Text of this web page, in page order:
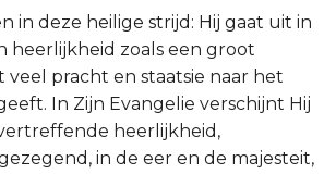
in deze heilige strijd: Hij gaat uit in
heerlijkheid zoals een groot
veel pracht en staatsie naar het
In Zijn Evangelie verschijnt Hij
heerlijkheid,
in de eer en de majesteit,